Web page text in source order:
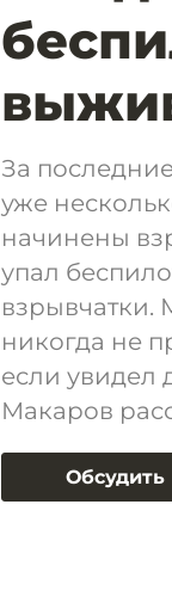
За
уже
начинены
упал
взрывчатки.
никогда не
если увидел
Макаров
Обсудить